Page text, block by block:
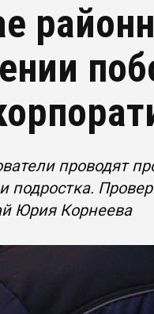
проводят
подростка.
Юрия Корнеева